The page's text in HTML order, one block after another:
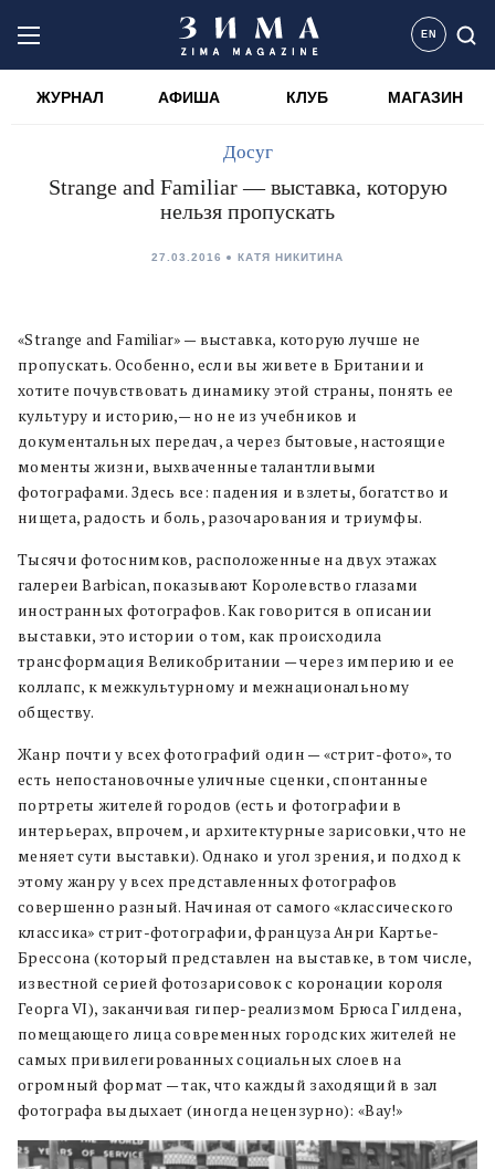
EN
ЖУРНАЛ АФИША КЛУБ МАГАЗИН
Досуг
Strange and Familiar — выставка, которую
нельзя пропускать
27.03.2016 КАТЯ НИКИТИНА
«Strange and Familiar» — выставка, которую лучше не
пропускать. Особенно, если вы живете в Британии и
хотите почувствовать динамику этой страны, понять ее
культуру и историю,— но не из учебников и
документальных передач, а через бытовые, настоящие
моменты жизни, выхваченные талантливыми
фотографами. Здесь все: падения и взлеты, богатство и
нищета, радость и боль, разочарования и триумфы.
Тысячи фотоснимков, расположенные на двух этажах
галереи Barbican, показывают Королевство глазами
иностранных фотографов. Как говорится в описании
выставки, это истории о том, как происходила
трансформация Великобритании — через империю и ее
коллапс, к межкультурному и межнациональному
обществу.
Жанр почти у всех фотографий один — «стрит-фото», то
есть непостановочные уличные сценки, спонтанные
портреты жителей городов (есть и фотографии в
интерьерах, впрочем, и архитектурные зарисовки, что не
меняет сути выставки). Однако и угол зрения, и подход к
этому жанру у всех представленных фотографов
совершенно разный. Начиная от самого «классического
классика» стрит-фотографии, француза Анри Картье-
Брессона (который представлен на выставке, в том числе,
известной серией фотозарисовок с коронации короля
Георга VI), заканчивая гипер-реализмом Брюса Гилдена,
помещающего лица современных городских жителей не
самых привилегированных социальных слоев на
огромный формат — так, что каждый заходящий в зал
фотографа выдыхает (иногда нецензурно): «Вау!»